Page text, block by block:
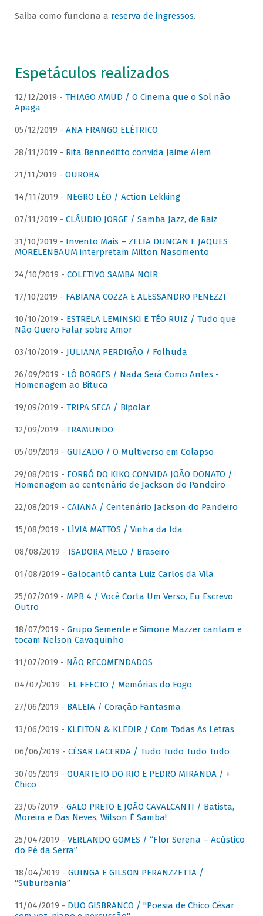
Saiba como funciona a reserva de ingressos.
Espetáculos realizados
12/12/2019 - THIAGO AMUD / O Cinema que o Sol não
Apaga
05/12/2019 - ANA FRANGO ELÉTRICO
28/11/2019 - Rita Benneditto convida Jaime Alem
21/11/2019 - OUROBA
14/11/2019 - NEGRO LÉO / Action Lekking
07/11/2019 - CLÁUDIO JORGE / Samba Jazz, de Raiz
31/10/2019 - Invento Mais – ZELIA DUNCAN E JAQUES
MORELENBAUM interpretam Milton Nascimento
24/10/2019 - COLETIVO SAMBA NOIR
17/10/2019 - FABIANA COZZA E ALESSANDRO PENEZZI
10/10/2019 - ESTRELA LEMINSKI E TÉO RUIZ / Tudo que
Não Quero Falar sobre Amor
03/10/2019 - JULIANA PERDIGÃO / Folhuda
26/09/2019 - LÔ BORGES / Nada Será Como Antes -
Homenagem ao Bituca
19/09/2019 - TRIPA SECA / Bipolar
12/09/2019 - TRAMUNDO
05/09/2019 - GUIZADO / O Multiverso em Colapso
29/08/2019 - FORRÓ DO KIKO CONVIDA JOÃO DONATO /
Homenagem ao centenário de Jackson do Pandeiro
22/08/2019 - CAIANA / Centenário Jackson do Pandeiro
15/08/2019 - LÍVIA MATTOS / Vinha da Ida
08/08/2019 - ISADORA MELO / Braseiro
01/08/2019 - Galocantô canta Luiz Carlos da Vila
25/07/2019 - MPB 4 / Você Corta Um Verso, Eu Escrevo
Outro
18/07/2019 - Grupo Semente e Simone Mazzer cantam e
tocam Nelson Cavaquinho
11/07/2019 - NÃO RECOMENDADOS
04/07/2019 - EL EFECTO / Memórias do Fogo
27/06/2019 - BALEIA / Coração Fantasma
13/06/2019 - KLEITON & KLEDIR / Com Todas As Letras
06/06/2019 - CÉSAR LACERDA / Tudo Tudo Tudo Tudo
30/05/2019 - QUARTETO DO RIO E PEDRO MIRANDA / +
Chico
23/05/2019 - GALO PRETO E JOÃO CAVALCANTI / Batista,
Moreira e Das Neves, Wilson É Samba!
25/04/2019 - VERLANDO GOMES / “Flor Serena – Acústico
do Pé da Serra”
18/04/2019 - GUINGA E GILSON PERANZZETTA /
“Suburbania”
11/04/2019 - DUO GISBRANCO / "Poesia de Chico César